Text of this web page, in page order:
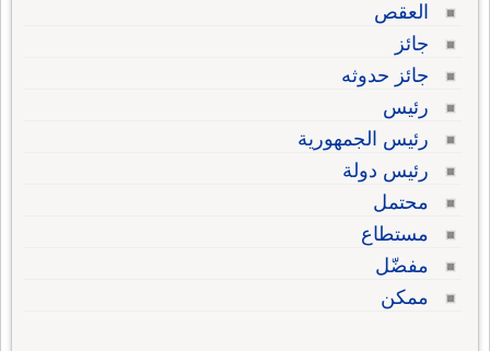
العقص
جائز
جائز حدوثه
رئيس
رئيس الجمهورية
رئيس دولة
محتمل
مستطاع
مفضّل
ممكن